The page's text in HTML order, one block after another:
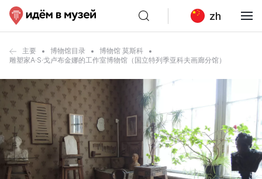
zh
主要 博物馆目录
博物馆 莫斯科
雕塑家A·S·戈卢布金娜的工作室博物馆（国立特列季亚科夫画廊分馆）